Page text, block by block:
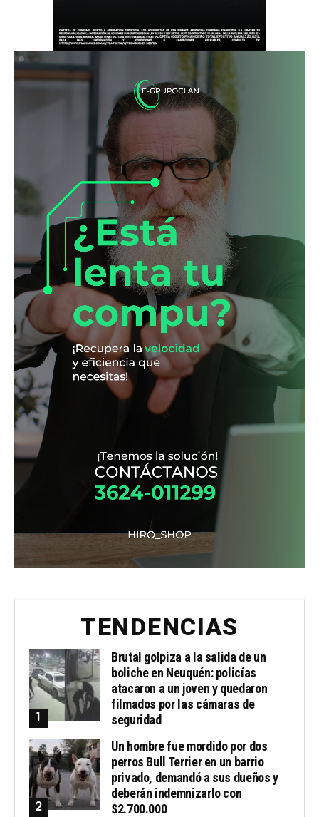
TENDENCIAS
Brutal golpiza a la salida de un
boliche en Neuquén: policías
atacaron a un joven y quedaron
filmados por las cámaras de
seguridad
Un hombre fue mordido por dos
perros Bull Terrier en un barrio
privado, demandó a sus dueños y
deberán indemnizarlo con
$2.700.000